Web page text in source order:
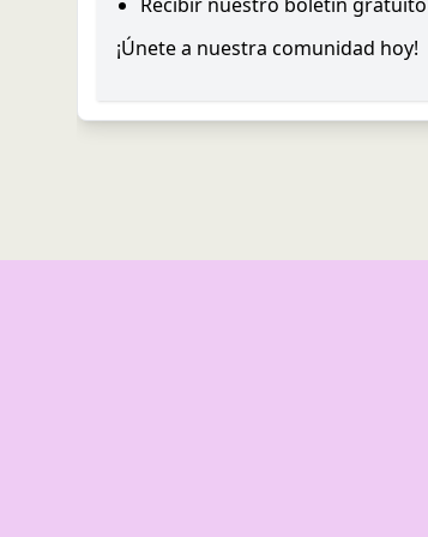
¡Únete a nuestra comunidad hoy!